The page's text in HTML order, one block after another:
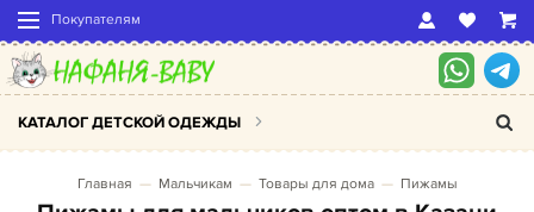
Покупателям
КАТАЛОГ ДЕТСКОЙ ОДЕЖДЫ
Главная Мальчикам Товары для дома Пижамы